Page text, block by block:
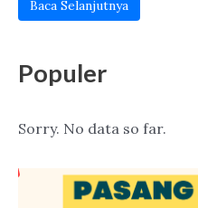
Baca Selanjutnya
Populer
Sorry. No data so far.